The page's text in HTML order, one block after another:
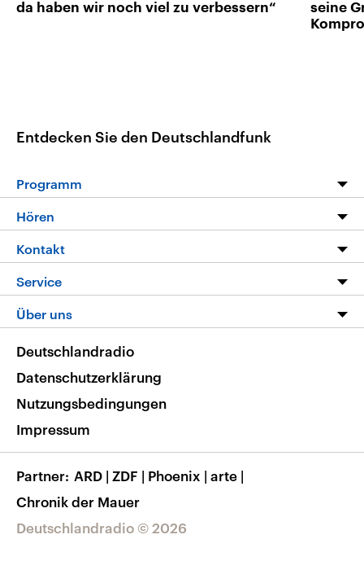
da haben wir noch viel zu verbessern“
seine
Entdecken Sie den Deutschlandfunk
Programm
Programm
Die Nachrichten
Nachrichtenleicht
Neue Beiträge auf dlf.de
Hören
Livestream
Podcasts
Deutschlandfunk App
Nachrichten App
Frequenzen
Kontakt
Hörerservice
Service
FAQ
Veranstaltungen
Musikliste
RSS
Über uns
Barrierefreiheit
Deutschlandradio © 2026
Deutschlandradio
Datenschutzerklärung
Nutzungsbedingungen
Impressum
Partner ARD | ZDF | Phoenix | arte |
Chronik der Mauer